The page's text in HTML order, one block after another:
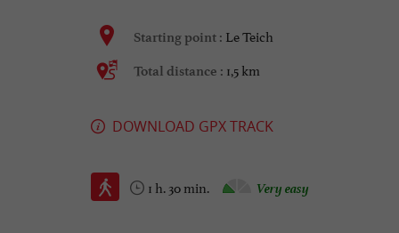
Starting point : Le Teich
Total distance : 1,5 km
DOWNLOAD GPX TRACK
1 h. 30 min. Very easy